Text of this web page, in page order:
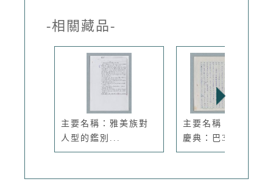
-相關藏品-
主要名稱：雅美族對
人型的鑑別...
主要名稱：紅頭飛魚
慶典：巴3...